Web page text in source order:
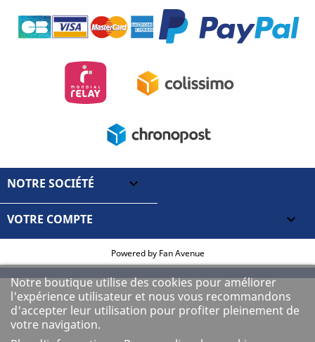
NOTRE SOCIÉTÉ 
VOTRE COMPTE 
Notre boutique utilise des cookies pour améliorer
l'expérience utilisateur et nous vous recommandons
d'accepter leur utilisation pour profiter pleinement de
votre navigation.
Powered by Fan Avenue